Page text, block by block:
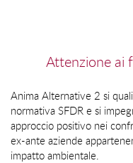
Attenzione ai
Anima Alternative 2 si
normativa SFDR e si
approccio positivo nei
ex-ante aziende
impatto ambientale.